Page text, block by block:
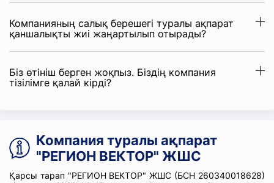
Компанияның салық берешегі туралы ақпарат
қаншалықты жиі жаңартылып отырады?
Біз өтініш берген жоқпыз. Біздің компания
тізілімге қалай кірді?
Компания туралы ақпарат
"РЕГИОН ВЕКТОР" ЖШС
Қарсы тарап "РЕГИОН ВЕКТОР" ЖШС (БСН 260340018628)